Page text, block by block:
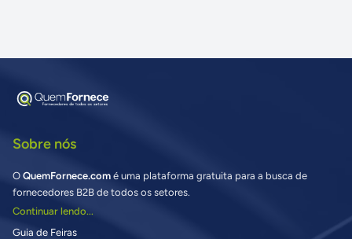
Sobre nós
O QuemFornece.com é uma plataforma gratuita para a busca de
fornecedores B2B de todos os setores.
Continuar lendo...
Guia de Feiras